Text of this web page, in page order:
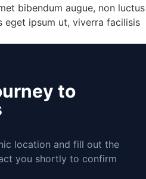
bibendum augue, non luctus
eget ipsum ut, viverra facilisis
to
location and fill out the
you shortly to confirm